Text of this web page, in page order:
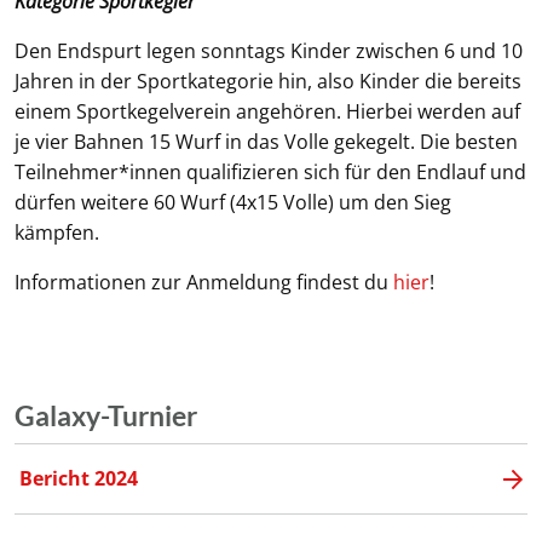
Den Endspurt legen sonntags Kinder zwischen 6 und 10
Jahren in der Sportkategorie hin, also Kinder die bereits
einem Sportkegelverein angehören. Hierbei werden auf
je vier Bahnen 15 Wurf in das Volle gekegelt. Die besten
Teilnehmer*innen qualifizieren sich für den Endlauf und
dürfen weitere 60 Wurf (4x15 Volle) um den Sieg
kämpfen.
Informationen zur Anmeldung findest du hier!
Galaxy-Turnier
Bericht 2024